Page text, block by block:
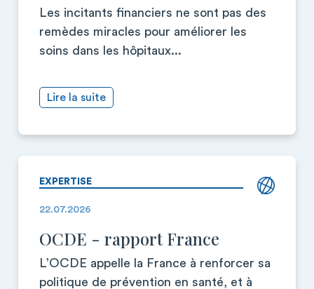
Les incitants financiers ne sont pas des
remèdes miracles pour améliorer les
soins dans les hôpitaux...
Lire la suite
EXPERTISE
22.07.2026
OCDE - rapport France
L’OCDE appelle la France à renforcer sa
politique de prévention en santé, et à